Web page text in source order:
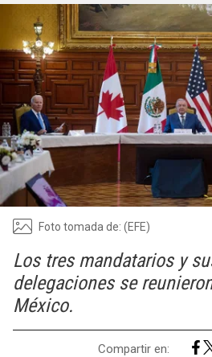
Foto tomada de: (EFE)
Los tres mandatarios y
delegaciones se
México.
Compartir en: